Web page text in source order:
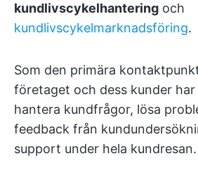
kundlivscykelhantering och
kundlivscykelmarknadsföring.
Som den primära
företaget och dess kunder
hantera kundfrågor, lösa
feedback från
support under hela kundresan.